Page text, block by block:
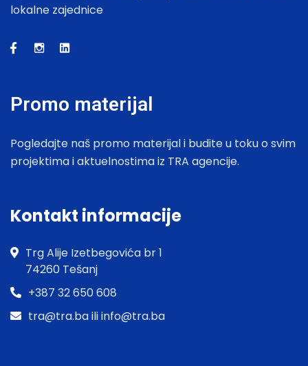
lokalne zajednice
Promo materijal
Pogledajte naš promo materijal i budite u toku o svim
projektima i aktuelnostima iz TRA agencije.
Kontakt informacije
Trg Alije Izetbegovića br 1
74260 Tešanj
+387 32 650 608
tra@tra.ba ili info@tra.ba